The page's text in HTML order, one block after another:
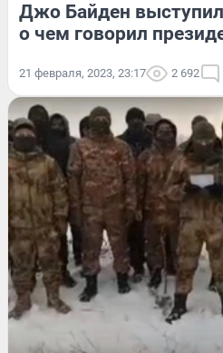
Джо Байден
о чем говорил
21 февраля, 2023, 23:17 2 692